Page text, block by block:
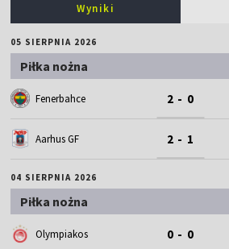
Wyniki
05 SIERPNIA 2026
Piłka nożna
Fenerbahce 2 - 0
Aarhus GF 2 - 1
04 SIERPNIA 2026
Piłka nożna
Olympiakos 0 - 0